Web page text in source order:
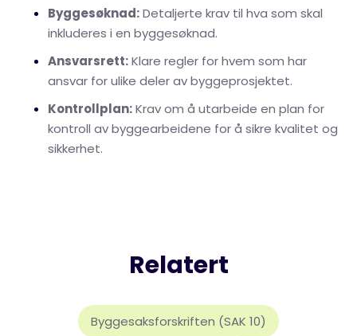
Byggesøknad:Detaljerte krav til hva som skal
inkluderes i en byggesøknad.
Ansvarsrett:Klare regler for hvem som har
ansvar for ulike deler av byggeprosjektet.
Kontrollplan:Krav om å utarbeide en plan for
kontroll av byggearbeidene for å sikre kvalitet og
sikkerhet.
Relatert
Byggesaksforskriften (SAK 10)